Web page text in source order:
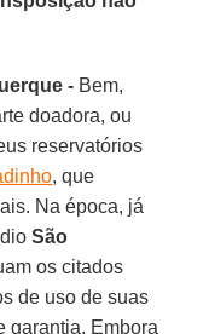
- Bem,
doadora, ou
reservatórios
, que
Na época, já
São
os citados
de uso de suas
garantia. Embora